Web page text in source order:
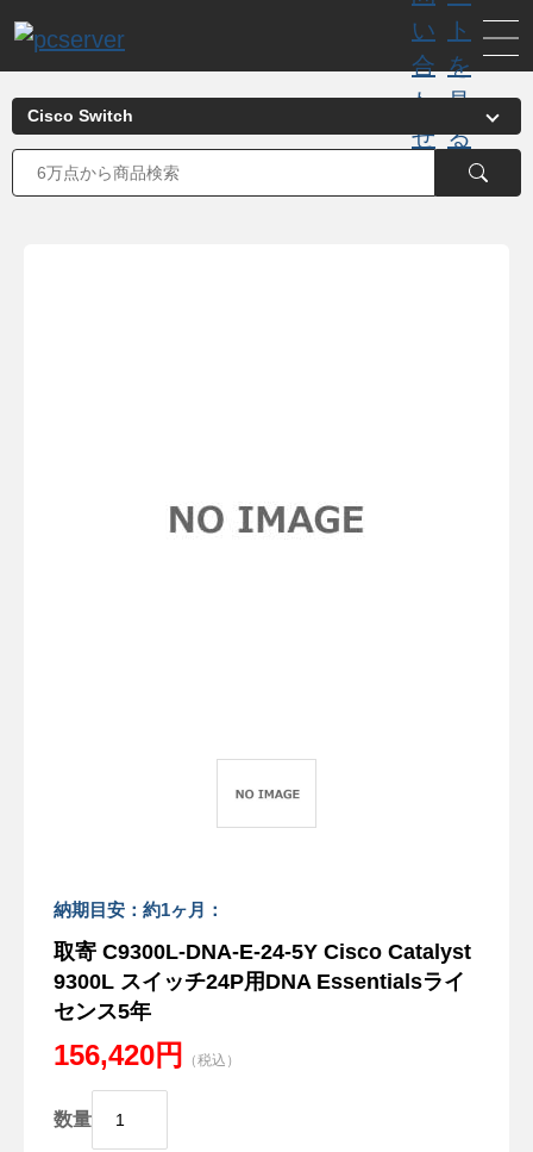
納期目安：約1ヶ月：
取寄 C9300L-DNA-E-24-5Y Cisco Catalyst
9300L スイッチ24P用DNA Essentialsライ
センス5年
156,420円 （税込）
数量